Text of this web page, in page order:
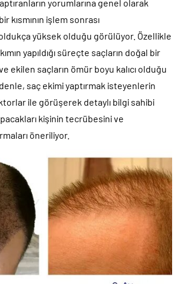
yorumlarına genel olarak
kısmının işlem sonrası
yüksek olduğu görülüyor. Özellikle
yapıldığı süreçte saçların doğal bir
ekilen saçların ömür boyu kalıcı olduğu
saç ekimi yaptırmak isteyenlerin
ile görüşerek detaylı bilgi sahibi
kişinin tecrübesini ve
öneriliyor.